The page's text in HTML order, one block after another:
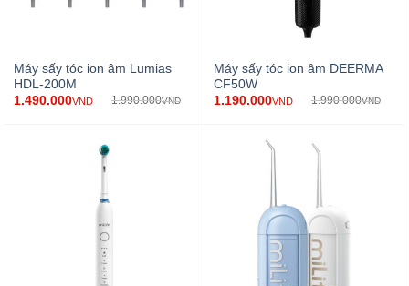
Máy sấy tóc ion âm Lumias
HDL-200M
1.490.000VND 1.990.000VND
Máy sấy tóc ion âm DEERMA
CF50W
1.190.000VND 1.990.000VND